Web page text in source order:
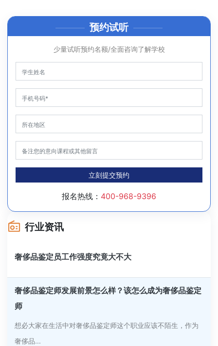
预约试听
少量试听预约名额/全面咨询了解学校
立刻提交预约
报名热线： 400-968-9396
行业资讯
奢侈品鉴定员工作强度究竟大不大
奢侈品鉴定师发展前景怎么样？该怎么成为奢侈品鉴定
师
想必大家在生活中对奢侈品鉴定师这个职业应该不陌生，作为
奢侈品...